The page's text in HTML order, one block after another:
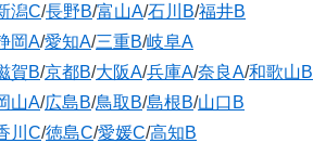
潟C/長野B/富山A/石川B/福井B
岡A/愛知A/三重B/岐阜A
賀B/京都B/大阪A/兵庫A/奈良A/和歌山B
山A/広島B/鳥取B/島根B/山口B
川C/徳島C/愛媛C/高知B